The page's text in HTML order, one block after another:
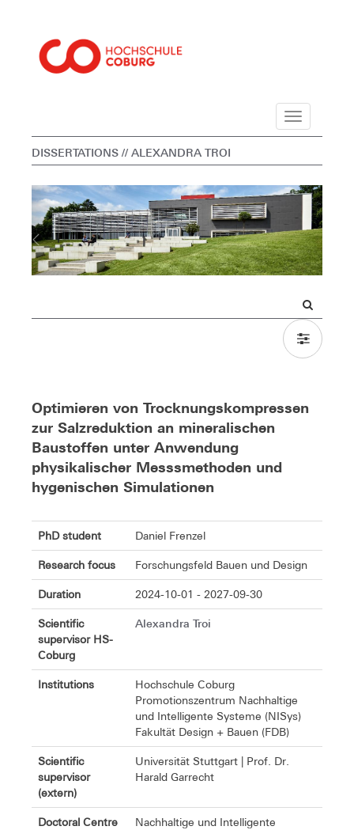
Navigation
DISSERTATIONS // ALEXANDRA TROI
Optimieren von Trocknungskompressen
zur Salzreduktion an mineralischen
Baustoffen unter Anwendung
physikalischer Messsmethoden und
hygenischen Simulationen
PhD student Daniel Frenzel
Research focus Forschungsfeld Bauen und Design
Duration 2024-10-01 - 2027-09-30
Scientific
supervisor HS-
Coburg
Alexandra Troi
Institutions
Hochschule Coburg
Promotionszentrum Nachhaltige
und Intelligente Systeme (NISys)
Fakultät Design + Bauen (FDB)
Scientific
supervisor
(extern)
Universität Stuttgart | Prof. Dr.
Harald Garrecht
Doctoral Centre
Nachhaltige und Intelligente